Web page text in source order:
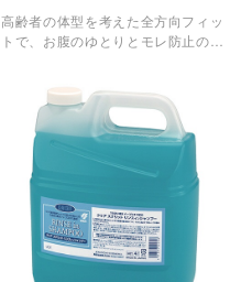
高齢者の体型を考えた全方向フィッ
トで、お腹のゆとりとモレ防止の密